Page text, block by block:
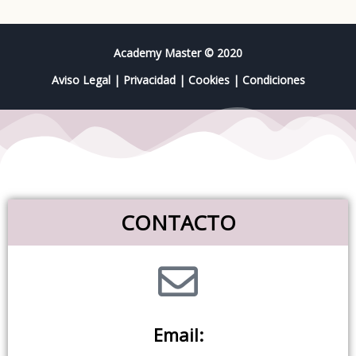
Academy Master © 2020
Aviso Legal| Privacidad| Cookies| Condiciones
CONTACTO
Email: